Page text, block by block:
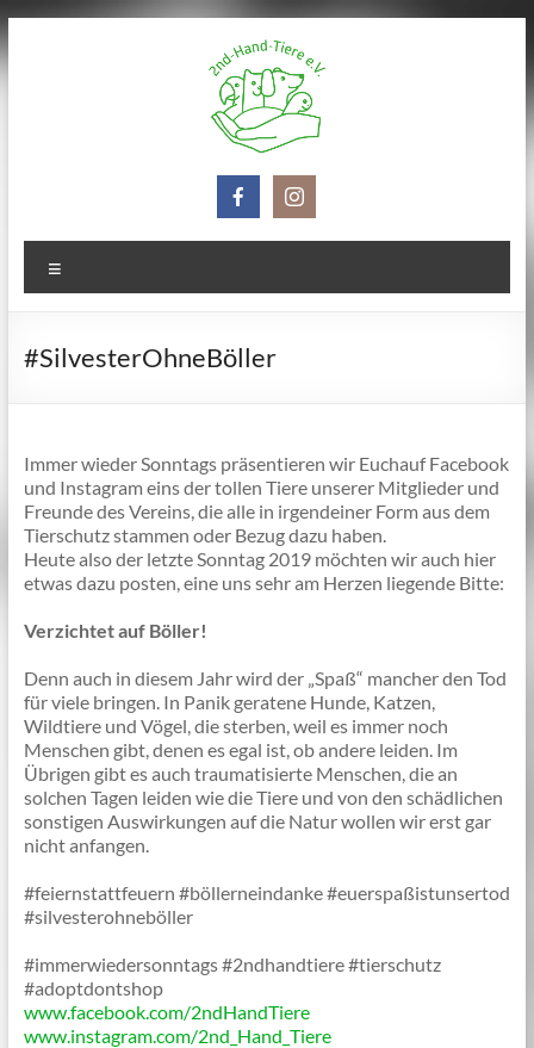
Zum
Inhalt
springen
Hand-
Tiere
#SilvesterOhneBöller
Immer wieder Sonntags präsentieren wir Euchauf Facebook
und Instagram eins der tollen Tiere unserer Mitglieder und
Freunde des Vereins, die alle in irgendeiner Form aus dem
Tierschutz stammen oder Bezug dazu haben.
Heute also der letzte Sonntag 2019 möchten wir auch hier
etwas dazu posten, eine uns sehr am Herzen liegende Bitte:
Verzichtet auf Böller!
Denn auch in diesem Jahr wird der „Spaß“ mancher den Tod
für viele bringen. In Panik geratene Hunde, Katzen,
Wildtiere und Vögel, die sterben, weil es immer noch
Menschen gibt, denen es egal ist, ob andere leiden. Im
Übrigen gibt es auch traumatisierte Menschen, die an
solchen Tagen leiden wie die Tiere und von den schädlichen
sonstigen Auswirkungen auf die Natur wollen wir erst gar
nicht anfangen.
#feiernstattfeuern #böllerneindanke#euerspaßistunsertod
#silvesterohneböller
#immerwiedersonntags#2ndhandtiere#tierschutz
#adoptdontshop
www.facebook.com/2ndHandTiere
www.instagram.com/2nd_Hand_Tiere